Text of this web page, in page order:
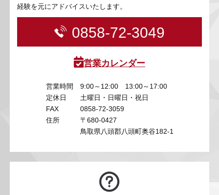
経験を元にアドバイスいたします。
0858-72-3049
営業カレンダー
営業時間
9:00～12:00 13:00～17:00
定休日
土曜日・日曜日・祝日
FAX
0858-72-3059
住所
〒680-0427
鳥取県八頭郡八頭町奥谷182-1